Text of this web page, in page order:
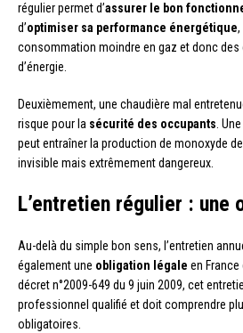
régulier permet d’assurer le bon
d’optimiser sa performance énergétique,
consommation moindre en gaz et donc
d’énergie.
Deuxièmement, une chaudière mal
risque pour la sécurité des occupants.
peut entraîner la production de monoxyde
invisible mais extrêmement dangereux.
L’entretien régulier : une
Au-delà du simple bon sens, l’entretien
également une obligation légale en
décret n°2009-649 du 9 juin 2009, cet
professionnel qualifié et doit comprendre
obligatoires.